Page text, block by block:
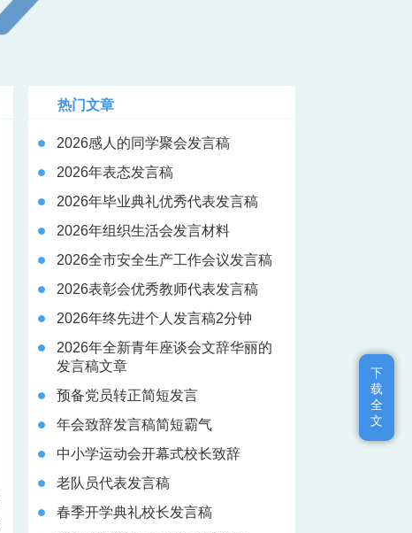
热门文章
2026感人的同学聚会发言稿
2026年表态发言稿
2026年毕业典礼优秀代表发言稿
2026年组织生活会发言材料
2026全市安全生产工作会议发言稿
2026表彰会优秀教师代表发言稿
2026年终先进个人发言稿2分钟
2026年全新青年座谈会文辞华丽的
发言稿文章
预备党员转正简短发言
年会致辞发言稿简短霸气
中小学运动会开幕式校长致辞
老队员代表发言稿
春季开学典礼校长发言稿
下
载
全
文
下
载
全
文